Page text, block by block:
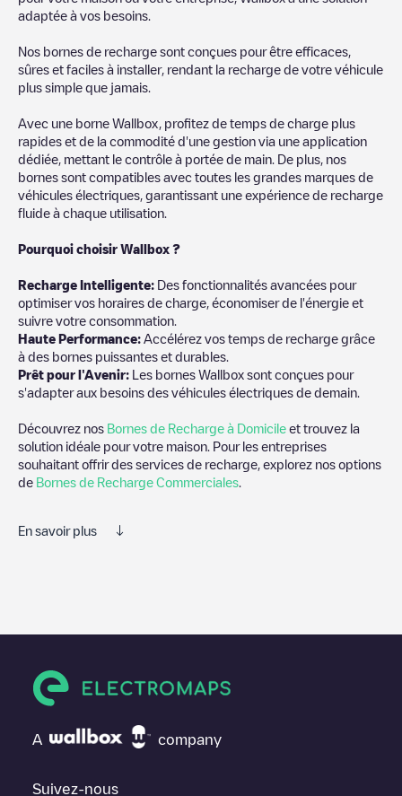
adaptée à vos besoins.
Nos bornes de recharge sont conçues pour être efficaces,
sûres et faciles à installer, rendant la recharge de votre véhicule
plus simple que jamais.
Avec une borne Wallbox, profitez de temps de charge plus
rapides et de la commodité d'une gestion via une application
dédiée, mettant le contrôle à portée de main. De plus, nos
bornes sont compatibles avec toutes les grandes marques de
véhicules électriques, garantissant une expérience de recharge
fluide à chaque utilisation.
Pourquoi choisir Wallbox ?
Recharge Intelligente: Des fonctionnalités avancées pour
optimiser vos horaires de charge, économiser de l'énergie et
suivre votre consommation.
Haute Performance: Accélérez vos temps de recharge grâce
à des bornes puissantes et durables.
Prêt pour l'Avenir: Les bornes Wallbox sont conçues pour
s'adapter aux besoins des véhicules électriques de demain.
Découvrez nos Bornes de Recharge à Domicile et trouvez la
solution idéale pour votre maison. Pour les entreprises
souhaitant offrir des services de recharge, explorez nos options
de Bornes de Recharge Commerciales
En savoir plus
fournissent des informations utiles pour créer la meilleure
expérience possible pour les conducteurs de véhicules
Les avis des conducteurs de véhicules électriques sont très
les plus appropriées selon la communauté des conducteurs de
A company
Suivez-nous